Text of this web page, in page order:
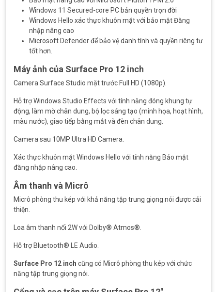
Windows 11 Secured-core PC bản quyền trọn đời
Windows Hello xác thực khuôn mặt với bảo mật Đăng
nhập nâng cao
Microsoft Defender để bảo vệ danh tính và quyền riêng tư
tốt hơn.
Máy ảnh của Surface Pro 12 inch
Camera Surface Studio mặt trước Full HD (1080p).
Hỗ trợ Windows Studio Effects với tính năng đóng khung tự
động, làm mờ chân dung, bộ lọc sáng tạo (minh họa, hoạt hình,
màu nước), giao tiếp bằng mắt và đèn chân dung.
Camera sau 10MP Ultra HD Camera.
Xác thực khuôn mặt Windows Hello với tính năng Bảo mật
đăng nhập nâng cao.
Âm thanh và Micrô
Micrô phòng thu kép với khả năng tập trung giọng nói được cải
thiện.
Loa âm thanh nổi 2W với Dolby® Atmos®.
Hỗ trợ Bluetooth® LE Audio.
Surface Pro 12 inch cũng có Micrô phòng thu kép với chức
năng tập trung giọng nói.